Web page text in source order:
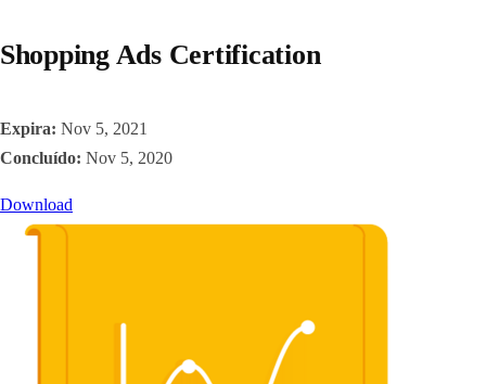
Shopping Ads Certification
Expira: Nov 5, 2021
Concluído: Nov 5, 2020
Download